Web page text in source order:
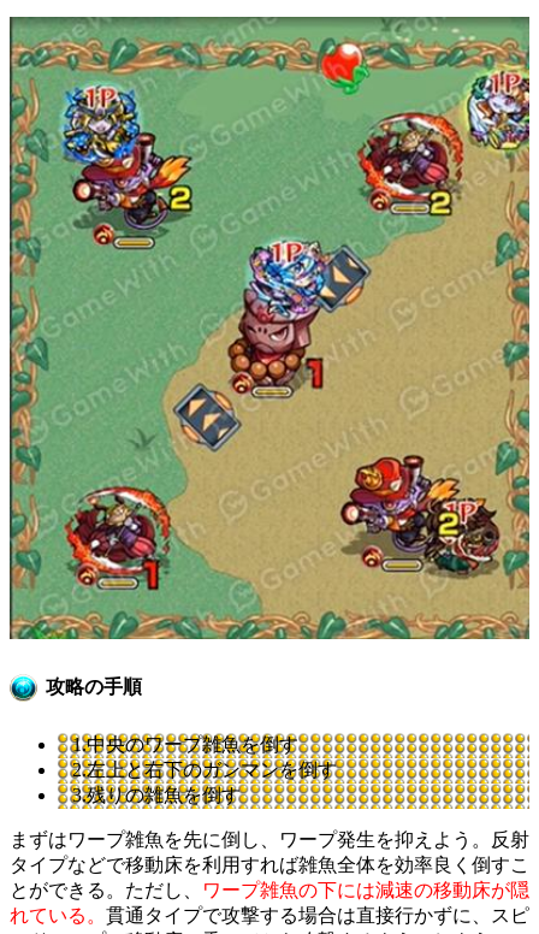
攻略の手順
1.中央のワープ雑魚を倒す
2.左上と右下のガンマンを倒す
3.残りの雑魚を倒す
まずはワープ雑魚を先に倒し、ワープ発生を抑えよう。反射
タイプなどで移動床を利用すれば雑魚全体を効率良く倒すこ
とができる。ただし、
ワープ雑魚の下には減速の移動床が隠
れている。 貫通タイプで攻撃する場合は直接行かずに、スピ